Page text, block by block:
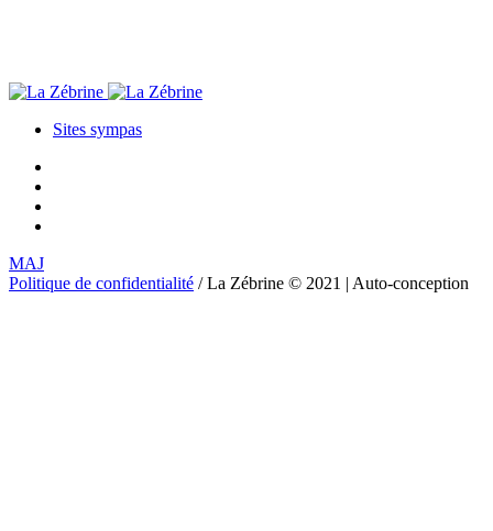
Sites sympas
MAJ
Politique de confidentialité / La Zébrine © 2021 | Auto-conception